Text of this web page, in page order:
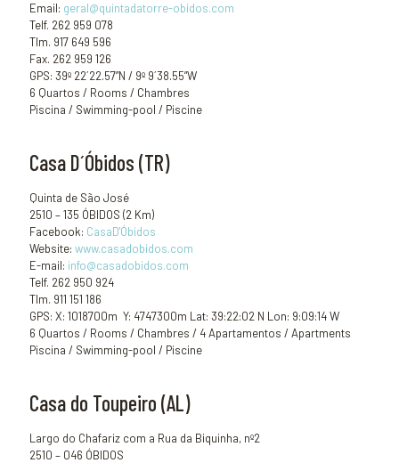
Email: geral@quintadatorre-obidos.com
Telf. 262 959 078
Tlm. 917 649 596
Fax. 262 959 126
GPS: 39º 22´22.57”N / 9º 9´38.55”W
6 Quartos / Rooms / Chambres
Piscina / Swimming-pool / Piscine
Casa D´Óbidos (TR)
Quinta de São José
2510 – 135 ÓBIDOS (2 Km)
Facebook: CasaD'Óbidos
Website: www.casadobidos.com
E-mail: info@casadobidos.com
Telf. 262 950 924
Tlm. 911 151 186
GPS: X: 1018700m Y: 4747300m Lat: 39:22:02 N Lon: 9:09:14 W
6 Quartos / Rooms / Chambres / 4 Apartamentos / Apartments
Piscina / Swimming-pool / Piscine
Casa do Toupeiro (AL)
Largo do Chafariz com a Rua da Biquinha, nº2
2510 – 046 ÓBIDOS